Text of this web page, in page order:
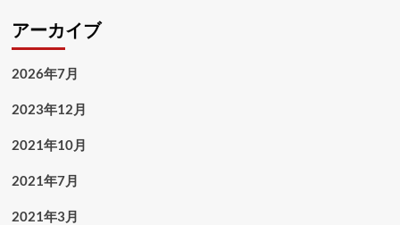
アーカイブ
2026年7月
2023年12月
2021年10月
2021年7月
2021年3月